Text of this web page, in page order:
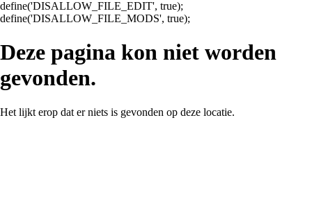
define('DISALLOW_FILE_EDIT', true);
define('DISALLOW_FILE_MODS', true);
Deze pagina kon niet worden
gevonden.
Het lijkt erop dat er niets is gevonden op deze locatie.